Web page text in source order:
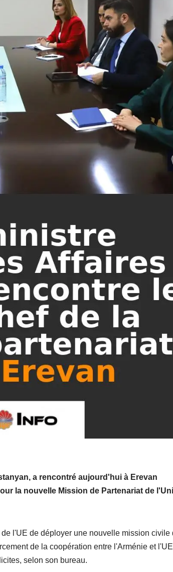
a rencontré aujourd'hui à Erevan
la nouvelle Mission de Partenariat de
l'UE de déployer une nouvelle mission civile
de la coopération entre l'Arménie et l'UE
selon son bureau.